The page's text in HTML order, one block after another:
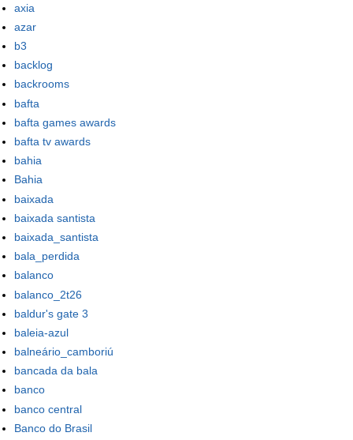
axia
azar
b3
backlog
backrooms
bafta
bafta games awards
bafta tv awards
bahia
Bahia
baixada
baixada santista
baixada_santista
bala_perdida
balanco
balanco_2t26
baldur's gate 3
baleia-azul
balneário_camboriú
bancada da bala
banco
banco central
Banco do Brasil